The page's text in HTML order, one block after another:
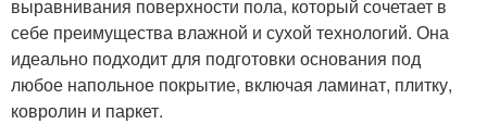
выравнивания поверхности пола, который сочетает в
себе преимущества влажной и сухой технологий. Она
идеально подходит для подготовки основания под
любое напольное покрытие, включая ламинат, плитку,
ковролин и паркет.